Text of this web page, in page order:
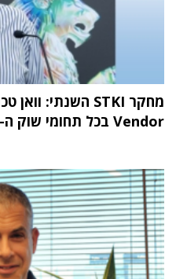
Vendor בכל תחומי שוק ה-IT